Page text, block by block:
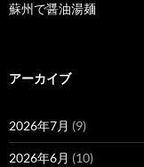
蘇州で醤油湯麺
アーカイブ
2026年7月 (9)
2026年6月 (10)